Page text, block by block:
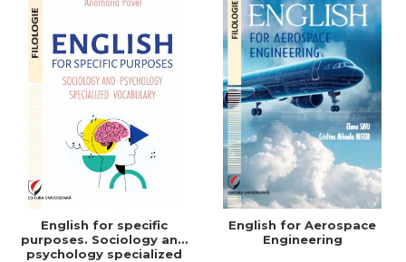
English for specific
purposes. Sociology and
psychology specialized
English for Aerospace
Engineering